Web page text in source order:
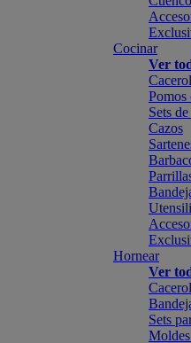
Cocinar
Ver
Pomos
Sets
Cazos
Hornear
Ver
Sets